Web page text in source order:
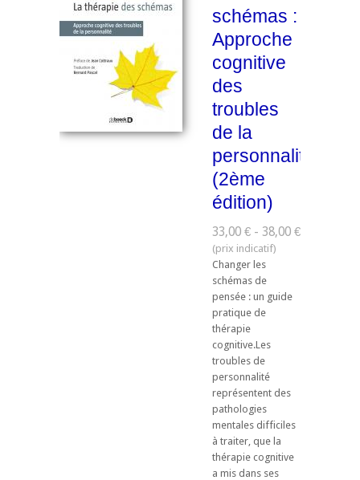
schémas :
Approche
cognitive
des
troubles
de la
personnalité
(2ème
édition)
33,00 € - 38,00 €
Changer les
schémas de
pensée : un guide
pratique de
thérapie
cognitive.Les
troubles de
personnalité
représentent des
pathologies
mentales difficiles
à traiter, que la
thérapie cognitive
a mis dans ses